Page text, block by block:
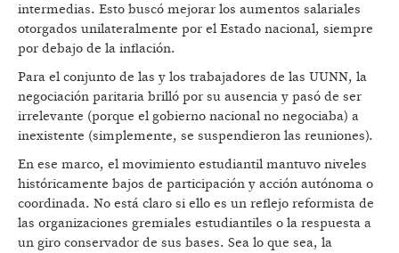
intermedias. Esto buscó mejorar los aumentos salariales
otorgados unilateralmente por el Estado nacional, siempre
por debajo de la inflación.
Para el conjunto de las y los trabajadores de las UUNN, la
negociación paritaria brilló por su ausencia y pasó de ser
irrelevante (porque el gobierno nacional no negociaba) a
inexistente (simplemente, se suspendieron las reuniones).
En ese marco, el movimiento estudiantil mantuvo niveles
históricamente bajos de participación y acción autónoma o
coordinada. No está claro si ello es un reflejo reformista de
las organizaciones gremiales estudiantiles o la respuesta a
un giro conservador de sus bases. Sea lo que sea, la